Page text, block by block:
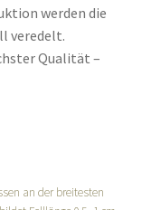
werden die
veredelt.
Qualität –
an der breitesten